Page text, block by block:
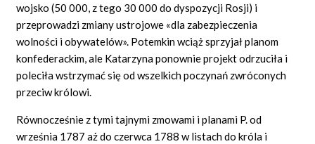
wojsko (50 000, z tego 30 000 do dyspozycji Rosji) i
przeprowadzi zmiany ustrojowe «dla zabezpieczenia
wolności i obywatelów». Potemkin wciąż sprzyjał planom
konfederackim, ale Katarzyna ponownie projekt odrzuciła i
poleciła wstrzymać się od wszelkich poczynań zwróconych
przeciw królowi.
Równocześnie z tymi tajnymi zmowami i planami P. od
września 1787 aż do czerwca 1788 w listach do króla i